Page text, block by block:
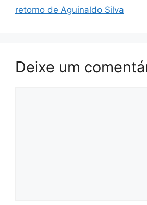
retorno de Aguinaldo Silva
Deixe um